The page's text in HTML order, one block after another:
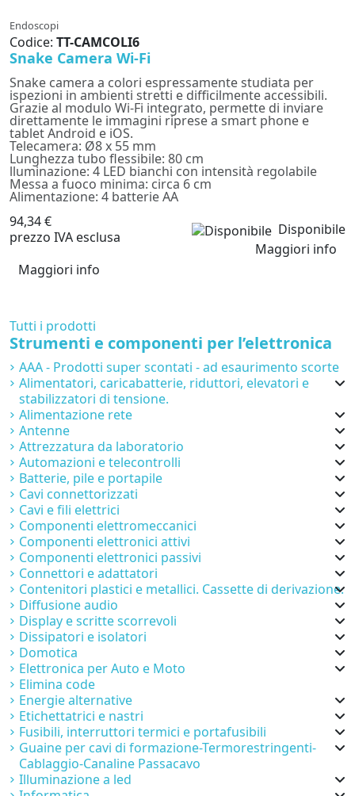
Endoscopi
Codice: TT-CAMCOLI6
Snake Camera Wi-Fi
Snake camera a colori espressamente studiata per
ispezioni in ambienti stretti e difficilmente accessibili.
Grazie al modulo Wi-Fi integrato, permette di inviare
direttamente le immagini riprese a smart phone e
tablet Android e iOS.
Telecamera: Ø8 x 55 mm
Lunghezza tubo flessibile: 80 cm
lluminazione: 4 LED bianchi con intensità regolabile
Messa a fuoco minima: circa 6 cm
Alimentazione: 4 batterie AA
94,34 €
prezzo IVA esclusa
Disponibile
Maggiori info
Maggiori info
Tutti i prodotti
Strumenti e componenti per l’elettronica
AAA - Prodotti super scontati - ad esaurimento scorte
Alimentatori, caricabatterie, riduttori, elevatori e
stabilizzatori di tensione.
Alimentazione rete
Antenne
Attrezzatura da laboratorio
Automazioni e telecontrolli
Batterie, pile e portapile
Cavi connettorizzati
Cavi e fili elettrici
Componenti elettromeccanici
Componenti elettronici attivi
Componenti elettronici passivi
Connettori e adattatori
Contenitori plastici e metallici. Cassette di derivazione.
Diffusione audio
Display e scritte scorrevoli
Dissipatori e isolatori
Domotica
Elettronica per Auto e Moto
Elimina code
Energie alternative
Etichettatrici e nastri
Fusibili, interruttori termici e portafusibili
Guaine per cavi di formazione-Termorestringenti-
Cablaggio-Canaline Passacavo
Illuminazione a led